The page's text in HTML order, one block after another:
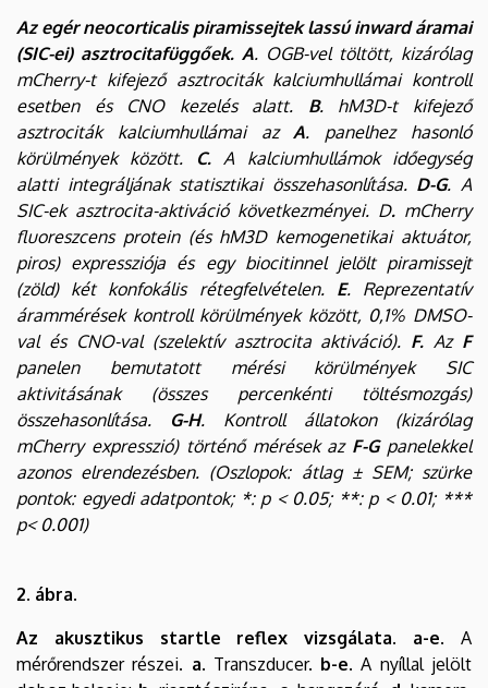
Az egér neocorticalis piramissejtek lassú inward áramai
(SIC-ei) asztrocitafüggőek. A. OGB-vel töltött, kizárólag
mCherry-t kifejező asztrociták kalciumhullámai kontroll
esetben és CNO kezelés alatt. B. hM3D-t kifejező
asztrociták kalciumhullámai azA. panelhez hasonló
körülmények között.
C.A kalciumhullámok időegység
alatti integráljának statisztikai összehasonlítása. D-G. A
SIC-ek asztrocita-aktiváció következményei. D. mCherry
fluoreszcens protein (és hM3D kemogenetikai aktuátor,
piros) expressziója és egy biocitinnel jelölt piramissejt
(zöld) két konfokális rétegfelvételen. E. Reprezentatív
árammérések kontroll körülmények között, 0,1% DMSO-
val és CNO-val (szelektív asztrocita aktiváció). F. Az F
panelen bemutatott mérési körülmények SIC
aktivitásának (összes percenkénti töltésmozgás)
összehasonlítása. G-H. Kontroll állatokon (kizárólag
mCherry expresszió) történő mérések az F-Gpanelekkel
azonos elrendezésben. (Oszlopok: átlag ± SEM; szürke
pontok: egyedi adatpontok; *: p < 0.05; **: p < 0.01; ***
p< 0.001)
2. ábra.
Az akusztikus startle reflex vizsgálata. a-e. A
mérőrendszer részei. a. Transzducer. b-e. A nyíllal jelölt